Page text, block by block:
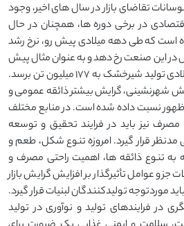
تقاضای بازار در سال های اخیر، وجود
در برخی دوره ها، همچنان در حال
که طی دهه میلادی پیش رو، نرخ رشد
این صنعت رخ دهد و به عنوان مثال پیش
بینی شده که تا سال 2025 میلادی تولید شیرخشک به 177 میلیون تن برسد.
شهرنشینی، گرایش بیشتر ذائقه عمومی و
نسبت داده شده است. در منابع مختلف
نیز باید در فرایند تحقیق و توسعه
قرار گیرد. امروزه تنوع شکل، طعم و
به تنوع ذائقه ها، اهمیت راحتی مصرف و
عوامل تأثیرگذار بر افزایش گرایش بازار
موردتوجه تولیدکنندگان لبنیات قرار گیرد.
در فرایندهای تولید و نوآوری در تولید